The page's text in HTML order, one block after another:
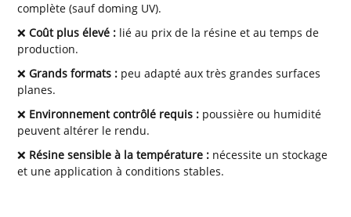
complète (sauf doming UV).
❌Coût plus élevé : lié au prix de la résine et au temps de
production.
❌Grands formats : peu adapté aux très grandes surfaces
planes.
❌ Environnement contrôlé requis : poussière ou humidité
peuvent altérer le rendu.
❌ Résine sensible à la température : nécessite un stockage
et une application à conditions stables.